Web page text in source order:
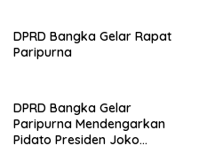
DPRD Bangka Gelar Rapat
Paripurna
DPRD Bangka Gelar
Paripurna Mendengarkan
Pidato Presiden Joko